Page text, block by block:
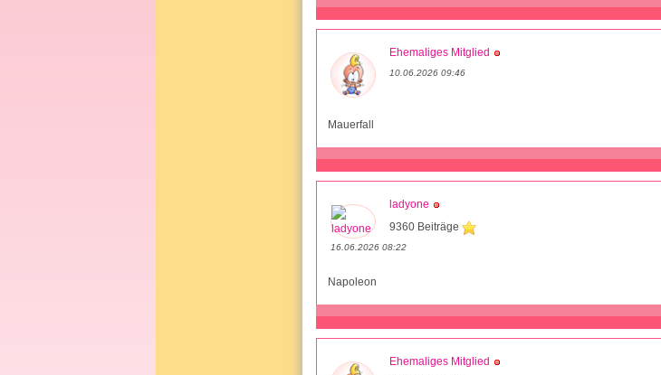
Ehemaliges Mitglied
10.06.2026 09:46
Mauerfall
ladyone
9360 Beiträge
16.06.2026 08:22
Napoleon
Ehemaliges Mitglied